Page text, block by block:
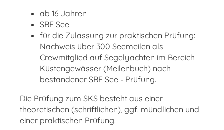
ab 16 Jahren
SBF See
für die Zulassung zur praktischen Prüfung:
Nachweis über 300 Seemeilen als
Crewmitglied auf Segelyachten im Bereich
Küstengewässer (Meilenbuch) nach
bestandener SBF See - Prüfung.
Die Prüfung zum SKS besteht aus einer
theoretischen (schriftlichen), ggf. mündlichen und
einer praktischen Prüfung.